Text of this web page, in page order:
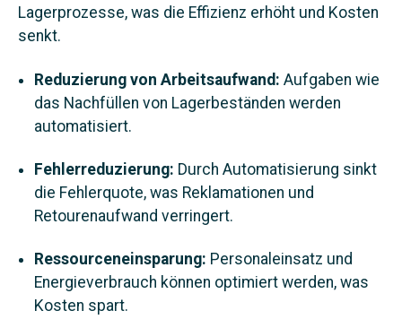
Lagerprozesse, was die Effizienz erhöht und Kosten
senkt.
Reduzierung von Arbeitsaufwand: Aufgaben wie
das Nachfüllen von Lagerbeständen werden
automatisiert.
Fehlerreduzierung: Durch Automatisierung sinkt
die Fehlerquote, was Reklamationen und
Retourenaufwand verringert.
Ressourceneinsparung: Personaleinsatz und
Energieverbrauch können optimiert werden, was
Kosten spart.